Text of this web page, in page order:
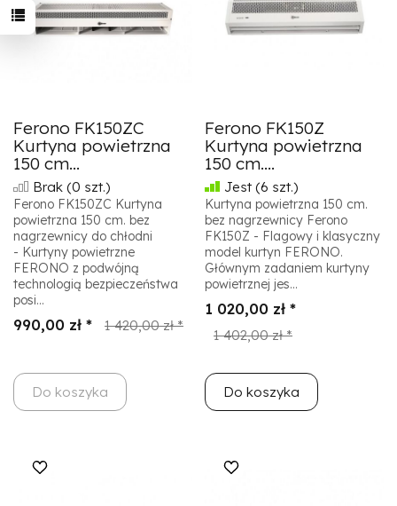
Ferono FK150ZC
Kurtyna powietrzna
150 cm...
Brak (0 szt.)
Ferono FK150ZC Kurtyna
powietrzna 150 cm. bez
nagrzewnicy do chłodni
- Kurtyny powietrzne
FERONO z podwójną
technologią bezpieczeństwa
posi...
990,00 zł * 1 420,00 zł *
Do koszyka
Ferono FK150Z
Kurtyna powietrzna
150 cm....
Jest (6 szt.)
Kurtyna powietrzna 150 cm.
bez nagrzewnicy Ferono
FK150Z - Flagowy i klasyczny
model kurtyn FERONO.
Głównym zadaniem kurtyny
powietrznej jes...
1 020,00 zł *
1 402,00 zł *
Do koszyka